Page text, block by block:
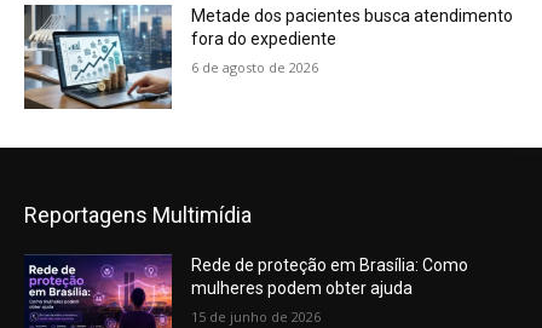
Metade dos pacientes busca atendimento
fora do expediente
6 de agosto de 2026
Reportagens Multimídia
Rede de proteção em Brasília: Como
mulheres podem obter ajuda
15 de junho de 2026